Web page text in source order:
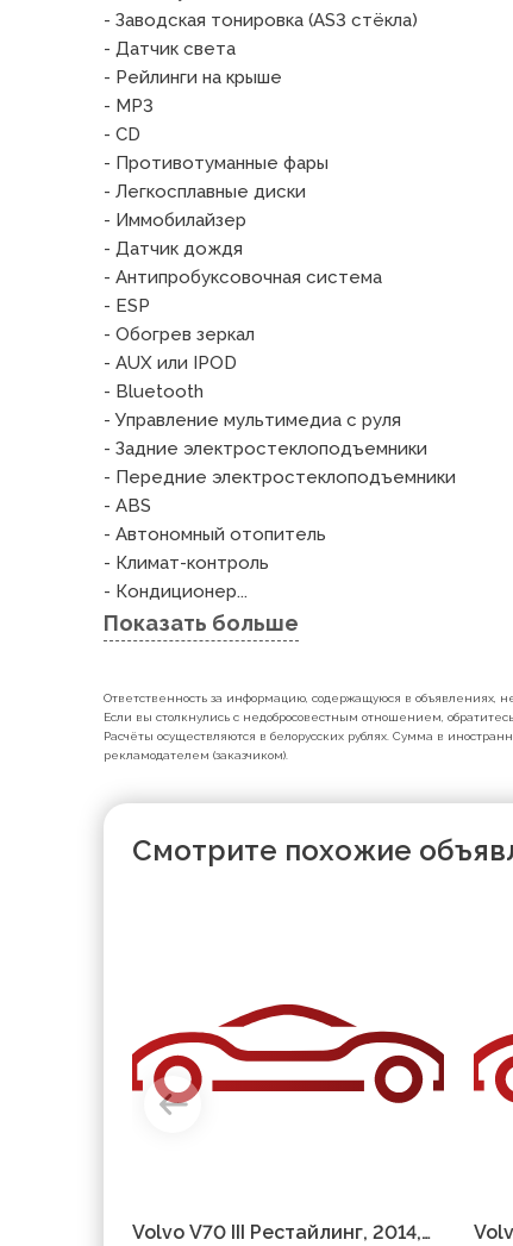
- Заводская тонировка (AS3 стёкла)
- Датчик света
- Рейлинги на крыше
- MP3
- CD
- Противотуманные фары
- Легкосплавные диски
- Иммобилайзер
- Датчик дождя
- Антипробуксовочная система
- ESP
- Обогрев зеркал
- AUX или IPOD
- Bluetooth
- Управление мультимедиа с руля
- Задние электростеклоподъемники
- Передние электростеклоподъемники
- ABS
- Автономный отопитель
- Климат-контроль
- Кондиционер...
Показать больше
Ответственность за информацию, содержащуюся в объявлениях,
Если вы столкнулись с недобросовестным отношением,
Расчёты осуществляются в белорусских рублях. Сумма в
рекламодателем (заказчиком).
Смотрите похожие
Volvo V70 III Рестайлинг, 2014,